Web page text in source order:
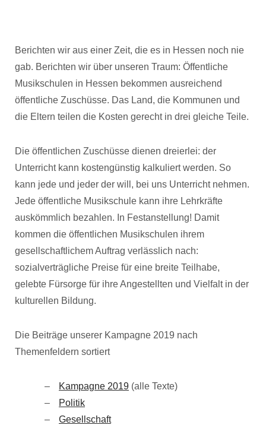
Berichten wir aus einer Zeit, die es in Hessen noch nie
gab. Berichten wir über unseren Traum: Öffentliche
Musikschulen in Hessen bekommen ausreichend
öffentliche Zuschüsse. Das Land, die Kommunen und
die Eltern teilen die Kosten gerecht in drei gleiche Teile.
Die öffentlichen Zuschüsse dienen dreierlei: der
Unterricht kann kostengünstig kalkuliert werden. So
kann jede und jeder der will, bei uns Unterricht nehmen.
Jede öffentliche Musikschule kann ihre Lehrkräfte
auskömmlich bezahlen. In Festanstellung! Damit
kommen die öffentlichen Musikschulen ihrem
gesellschaftlichem Auftrag verlässlich nach:
sozialverträgliche Preise für eine breite Teilhabe,
gelebte Fürsorge für ihre Angestellten und Vielfalt in der
kulturellen Bildung.
Die Beiträge unserer Kampagne 2019 nach
Themenfeldern sortiert
Kampagne 2019 (alle Texte)
Politik
Gesellschaft